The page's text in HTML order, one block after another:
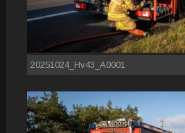
20251024_Hv43_A0001